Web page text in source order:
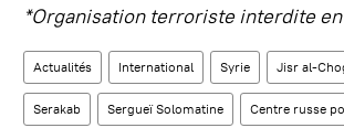
*Organisation terroriste interdite
Actualités International Syrie Jisr al-
Serakab Sergueï Solomatine Centre russe